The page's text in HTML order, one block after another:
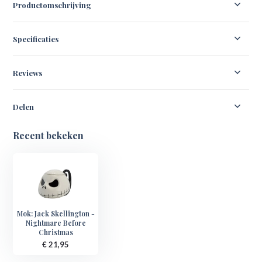
Productomschrijving
Specificaties
Reviews
Delen
Recent bekeken
Mok: Jack Skellington -
Nightmare Before
Christmas
€ 21,95